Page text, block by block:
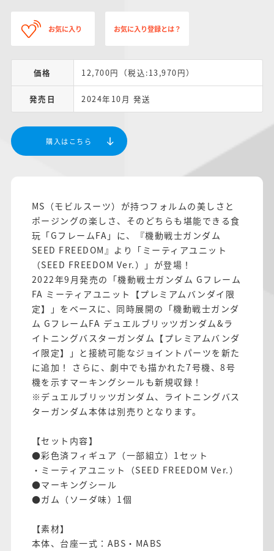
お気に入り お気に入り登録とは？
価格 12,700円（税込:13,970円）
発売日 2024年10月 発送
購入はこちら
MS（モビルスーツ）が持つフォルムの美しさと
ポージングの楽しさ、そのどちらも堪能できる食
玩「GフレームFA」に、『機動戦士ガンダム
SEED FREEDOM』より「ミーティアユニット
（SEED FREEDOM Ver.）」が登場！
2022年9月発売の「機動戦士ガンダム Gフレーム
FA ミーティアユニット【プレミアムバンダイ限
定】」をベースに、同時展開の「機動戦士ガンダ
ム GフレームFA デュエルブリッツガンダム&ラ
イトニングバスターガンダム【プレミアムバンダ
イ限定】」と接続可能なジョイントパーツを新た
に追加！ さらに、劇中でも描かれた7号機、8号
機を示すマーキングシールも新規収録！
※デュエルブリッツガンダム、ライトニングバス
ターガンダム本体は別売りとなります。
【セット内容】
●彩色済フィギュア（一部組立）1セット
・ミーティアユニット（SEED FREEDOM Ver.）
●マーキングシール
●ガム（ソーダ味）1個
【素材】
本体、台座一式：ABS・MABS